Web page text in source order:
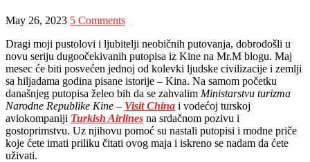
May 26, 2023 5 Comments
Dragi moji pustolovi i ljubitelji neobičnih putovanja, dobrodošli u
novu seriju dugoočekivanih putopisa iz Kine na Mr.M blogu. Maj
mesec će biti posvećen jednoj od kolevki ljudske civilizacije i zemlji
sa hiljadama godina pisane istorije – Kina. Na samom početku
današnjeg putopisa želeo bih da se zahvalim Ministarstvu turizma
Narodne Republike Kine – Visit China i vodećoj turskoj
aviokompaniji Turkish Airlines na srdačnom pozivu i
gostoprimstvu. Uz njihovu pomoć su nastali putopisi i modne priče
koje ćete imati priliku čitati ovog maja i iskreno se nadam da ćete
uživati.